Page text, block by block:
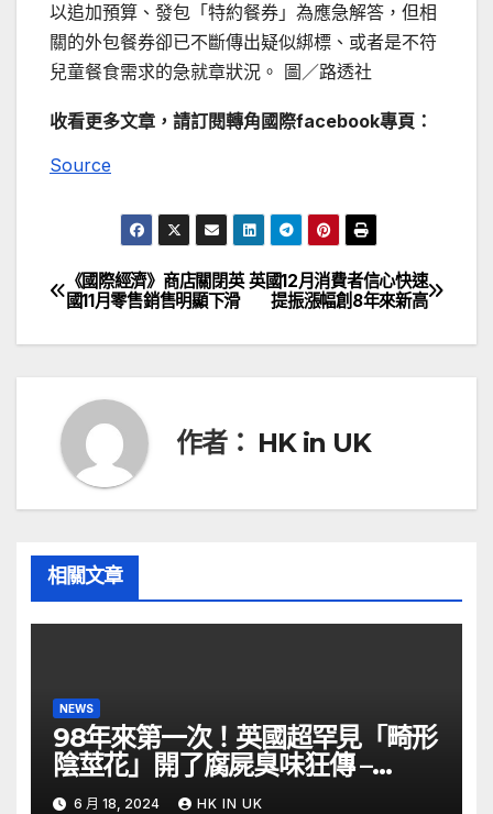
以追加預算、發包「特約餐券」為應急解答，但相
關的外包餐券卻已不斷傳出疑似綁標、或者是不符
兒童餐食需求的急就章狀況。 圖／路透社
收看更多文章，請訂閱轉角國際facebook專頁：
Source
文
章
覽
英國12月消費者信心快速
提振漲幅創8年來新高
《國際經濟》商店關閉英
國11月零售銷售明顯下滑
作者： HK in UK
相關文章
NEWS
98年來第一次！英國超罕見「畸形
陰莖花」開了腐屍臭味狂傳 –
ETtoday
6 月 18, 2024 HK IN UK